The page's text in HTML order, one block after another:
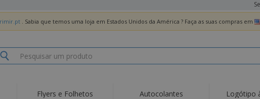
. Sabia que temos uma loja em Estados Unidos da América ? Faça as suas compras em
Flyers e Folhetos Autocolantes Logótipo